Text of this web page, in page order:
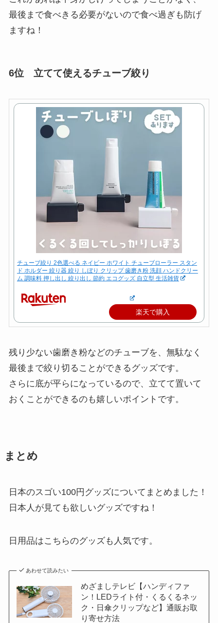
最後まで食べきる必要がないので食べ過ぎも防げ
ますね！
6位 立てて使えるチューブ絞り
チューブ絞り 2色選べる ネイビー ホワイト チューブローラー スタン
ド ホルダー 絞り器 絞り しぼり クリップ 歯磨き粉 洗顔 ハンドクリー
ム 調味料 押し出し 絞り出し 節約 エコグッズ 自立型 生活雑貨
楽天で購入
残り少ない歯磨き粉などのチューブを、無駄なく
最後まで絞り切ることができるグッズです。
さらに底が平らになっているので、立てて置いて
おくことができるのも嬉しいポイントです。
まとめ
日本のスゴい100円グッズについてまとめました！
日本人が見ても欲しいグッズですね！
日用品はこちらのグッズも人気です。
あわせて読みたい
めざましテレビ【ハンディファ
ン！LEDライト付・くるくるネッ
ク・日傘クリップなど】通販お取
り寄せ方法